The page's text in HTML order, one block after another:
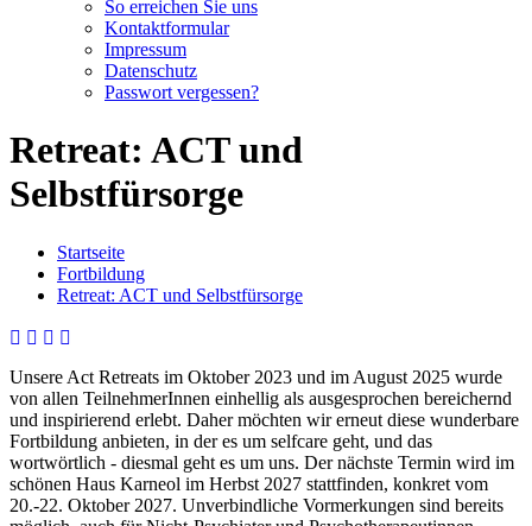
So erreichen Sie uns
Kontaktformular
Impressum
Datenschutz
Passwort vergessen?
Retreat: ACT und
Selbstfürsorge
Startseite
Fortbildung
Retreat: ACT und Selbstfürsorge
Unsere Act Retreats im Oktober 2023 und im August 2025 wurde
von allen TeilnehmerInnen einhellig als ausgesprochen bereichernd
und inspirierend erlebt. Daher möchten wir erneut diese wunderbare
Fortbildung anbieten, in der es um selfcare geht, und das
wortwörtlich - diesmal geht es um uns. Der nächste Termin wird im
schönen Haus Karneol im Herbst 2027 stattfinden, konkret vom
20.-22. Oktober 2027. Unverbindliche Vormerkungen sind bereits